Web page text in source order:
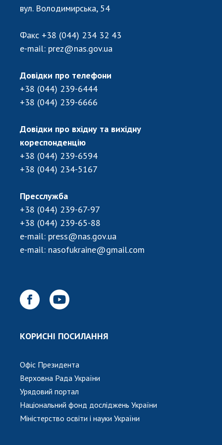
Відкрита наука в НАН України
Підготовка наукових кадрів
Робота з молоддю
МІЖНАРОДНЕ СПІВРОБІТНИЦТВО
Членство в міжнародних організаціях
Міжнародні угоди
ДОКУМЕНТИ
Нормативні акти НАН України
Державний бюджет НАН України
Бланки документів
НОВИНИ
ЗАСІДАННЯ ПРЕЗИДІЇ НАН УКРАЇНИ
АКАДЕМІЯ КОМЕНТУЄ
КАБІНЕТ
вул. Володимирська, 54
Факс +38 (044) 234 32 43
e-mail: prez@nas.gov.ua
Довідки про телефони
+38 (044) 239-6444
+38 (044) 239-6666
Довідки про вхідну та вихідну
кореспонденцію
+38 (044) 239-6594
+38 (044) 234-5167
Пресслужба
+38 (044) 239-67-97
+38 (044) 239-65-88
e-mail: press@nas.gov.ua
e-mail: nasofukraine@gmail.com
КОРИСНІ ПОСИЛАННЯ
Офіс Президента
Верховна Рада України
Урядовий портал
Національний фонд досліджень України
Міністерство освіти і науки України